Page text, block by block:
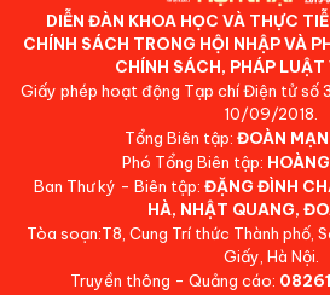
DIỄN ĐÀN KHOA HỌC VÀ THỰC
CHÍNH SÁCH TRONG HỘI NHẬP VÀ
CHÍNH SÁCH, PHÁP LUẬT
Giấy phép hoạt động Tạp chí Điện tử
10/09/2018.
Tổng Biên tập: ĐOÀN
Phó Tổng Biên tập:
Ban Thư ký - Biên tập: ĐẶNG ĐÌNH
HÀ, NHẬT QUANG,
Tòa soạn:T8, Cung Trí thức Thành phố,
Giấy, Hà Nội.
Truyền thông - Quảng cáo: